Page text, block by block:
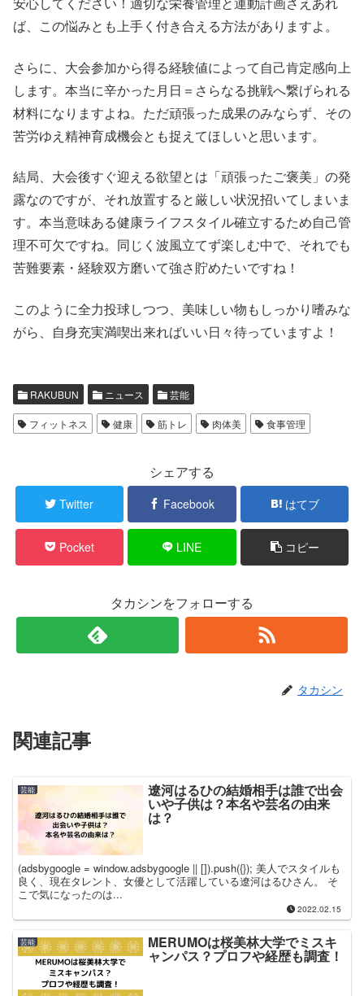
ば、この悩みとも上手く付き合える方法がありますよ。
さらに、大会参加から得る経験値によって自己肯定感向上
します。本当に辛かった月日＝さらなる挑戦へ繋げられる
材料になりますよね。ただ頑張った成果のみならず、その
苦労ゆえ精神育成機会とも捉えてほしいと思います。
結局、大会後すぐ迎える欲望とは「頑張ったご褒美」の発
露なのですが、それ放置すると厳しい状況招いてしまいま
す。本当意味ある健康ライフスタイル確立するため自己管
理不可欠ですね。同じく波風立てず楽しむ中で、それでも
苦難要素・経験双方磨いて強さ貯めたいですね！
このように全力投球しつつ、美味しい物もしっかり嗜みな
がら、自身充実満喫出来ればいい日々待っていますよ！
RAKUBUN ニュース 芸能
フィットネス 健康 筋トレ 肉体美 食事管理
シェアする
Twitter Facebook はてブ
Pocket LINE コピー
タカシンをフォローする
タカシン
関連記事
芸能 遼河はるひの結婚相手は誰で出会
いや子供は？本名や芸名の由来
は？
(adsbygoogle = window.adsbygoogle || []).push({}); 美人でスタイルも
良く、現在タレント、女優として活躍している遼河はるひさん。 そ
こで気になったのは...
2022.02.15
芸能 MERUMOは桜美林大学でミスキ
ャンパス？プロフや経歴も調査！